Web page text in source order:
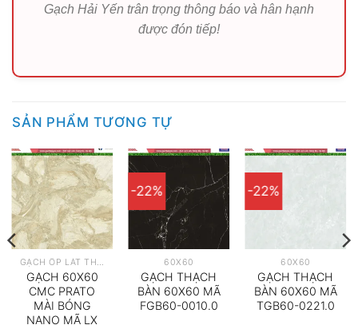
Gạch Hải Yến trân trọng thông báo và hân hạnh
được đón tiếp!
SẢN PHẨM TƯƠNG TỰ
GẠCH ỐP LÁT THEO HÃNG
GẠCH 60X60
CMC PRATO
MÀI BÓNG
NANO MÃ LX
-22%
60X60
GẠCH THẠCH
BÀN 60X60 MÃ
FGB60-0010.0
-22%
60X60
GẠCH THẠCH
BÀN 60X60 MÃ
TGB60-0221.0